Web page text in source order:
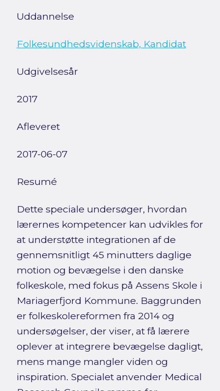
Uddannelse
Folkesundhedsvidenskab, Kandidat
Udgivelsesår
2017
Afleveret
2017-06-07
Resumé
Dette speciale undersøger, hvordan
lærernes kompetencer kan udvikles for
at understøtte integrationen af de
gennemsnitligt 45 minutters daglige
motion og bevægelse i den danske
folkeskole, med fokus på Assens Skole i
Mariagerfjord Kommune. Baggrunden
er folkeskolereformen fra 2014 og
undersøgelser, der viser, at få lærere
oplever at integrere bevægelse dagligt,
mens mange mangler viden og
inspiration. Specialet anvender Medical